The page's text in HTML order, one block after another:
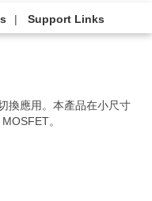
Support Links
換應用。本產品在小尺寸
。